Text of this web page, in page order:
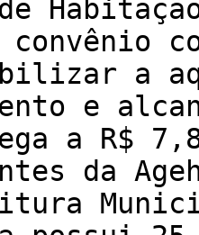
convênio
a
e
a R$
da